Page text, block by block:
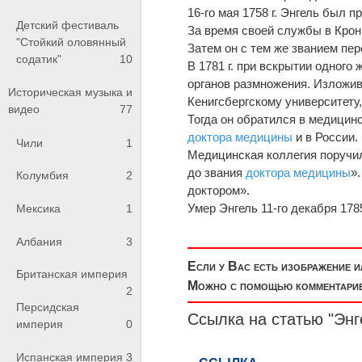
Детский фестиваль
"Стойкий оловянный
содатик"
10
Историческая музыка и
видео
77
Чили 1
Колумбия 2
Мексика 1
Албания 3
Британская империя
2
Персидская
империя
0
Испанская империя 3
16-го мая 1758 г. Энгель был
За время своей службы в
Затем он с тем же званием
В 1781 г. при вскрытии одного
органов размножения.
Кенигсбергскому
Тогда он обратился в
доктора медицины и в России.
Медицинская коллегия
до звания доктора медицины
доктором».
Умер Энгель 11-го декабря
Если у Вас есть изображение
Можно с помощью
Ссылка на статью